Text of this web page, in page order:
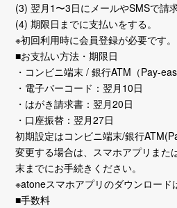
(3) 翌月1〜3日にメールやSMSで請
(4) 期限日までに支払いをする。
※初回利用時に会員登録が必要です。
■お支払い方法・期限日
・コンビニ端末 / 銀行ATM（Pay-
・電子バーコード：翌月10日
・はがき請求書：翌月20日
・口座振替：翌月27日
初期設定はコンビニ端末/銀行
変更する場合は、スマホアプリまた
末までにお手続きください。
※atoneスマホアプリのダウンロード
■手数料